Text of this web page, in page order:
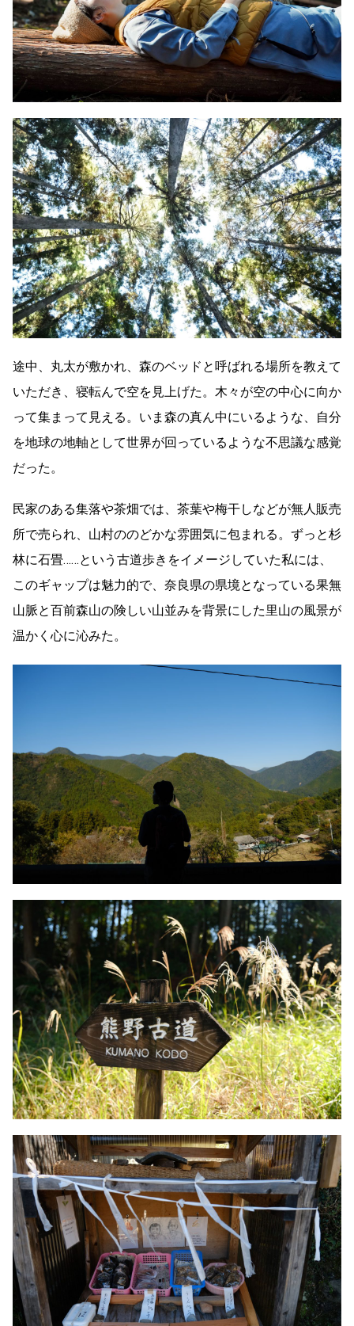
途中、丸太が敷かれ、森のベッドと呼ばれる場所を教えて
いただき、寝転んで空を見上げた。木々が空の中心に向か
って集まって見える。いま森の真ん中にいるような、自分
を地球の地軸として世界が回っているような不思議な感覚
だった。
民家のある集落や茶畑では、茶葉や梅干しなどが無人販売
所で売られ、山村ののどかな雰囲気に包まれる。ずっと杉
林に石畳……という古道歩きをイメージしていた私には、
このギャップは魅力的で、奈良県の県境となっている果無
山脈と百前森山の険しい山並みを背景にした里山の風景が
温かく心に沁みた。